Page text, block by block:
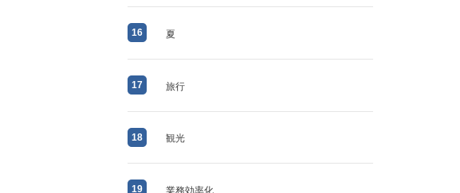
16 夏
17 旅行
18 観光
19 業務効率化